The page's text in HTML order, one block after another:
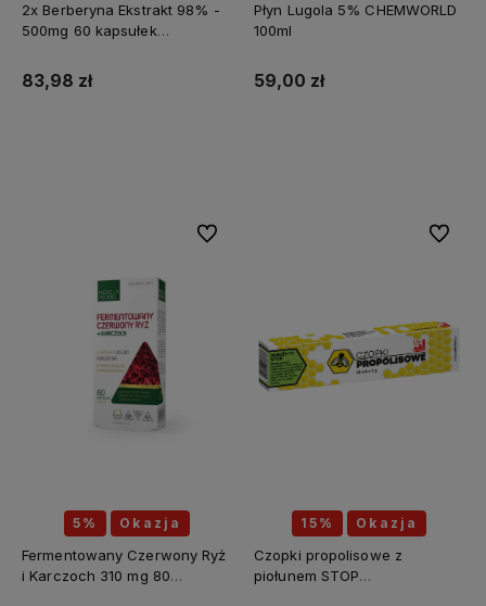
2x Berberyna Ekstrakt 98% -
500mg 60 kapsułek
83,98 zł
Płyn Lugola 5% CHEMWORLD
100ml
59,00 zł
5% Okazja
Fermentowany Czerwony Ryż
i Karczoch 310 mg 80
Do ulubionych
15% Okazja
Czopki propolisowe z
piołunem STOP
Do